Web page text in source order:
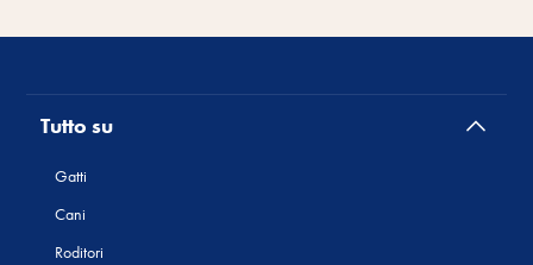
Tutto su
Gatti
Cani
Roditori